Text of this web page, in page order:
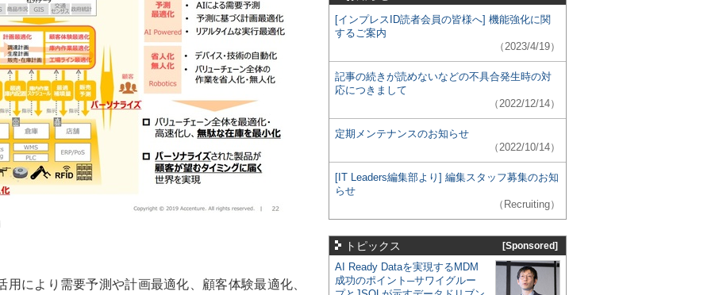
により需要予測や計画最適化、顧客体験最適化、
[インプレスID読者会員の皆様へ] 機能強化に関
するご案内
（2023/4/19）
記事の続きが読めないなどの不具合発生時の対
応につきまして
（2022/12/14）
定期メンテナンスのお知らせ
（2022/10/14）
[IT Leaders編集部より] 編集スタッフ募集のお知
らせ
（Recruiting）
トピックス [Sponsored]
AI Ready Dataを実現するMDM
成功のポイント─サワイグルー